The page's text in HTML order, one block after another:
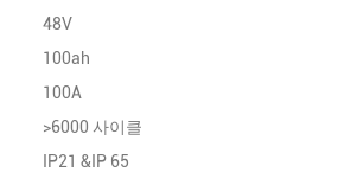
48V
100ah
100A
>6000 사이클
IP21 &IP 65